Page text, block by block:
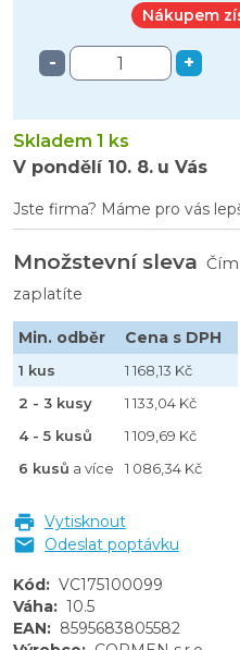
Nákupem
- +
Skladem 1 ks
V pondělí 10. 8. u Vás
Jste firma? Máme pro vás
Množstevní sleva
zaplatíte
Min. odběr Cena s DPH
1 kus
1 168,13 Kč
2 - 3 kusy
1 133,04 Kč
4 - 5 kusů
1 109,69 Kč
6 kusů a více 1 086,34 Kč
Vytisknout
Odeslat poptávku
Kód: VC175100099
Váha: 10.5
EAN: 8595683805582